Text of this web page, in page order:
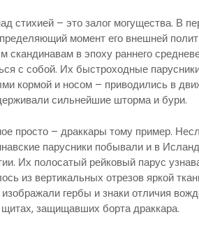
стихией – это залог могущества. В
момент его внешней
скандинавам в эпоху раннего
с собой. Их быстроходные
кормой и носом – приводились в
сильнейшие шторма и бури.
просто – драккары тому пример.
парусники побывали и в
Их полосатый рейковый парус
из вертикальных отрезов яркой
гербы и знаки отличия
защищавших борта драккара.